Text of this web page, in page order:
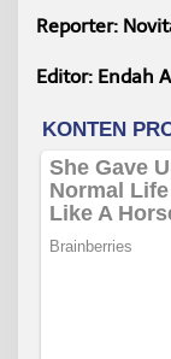
Reporter:
Editor: Endah